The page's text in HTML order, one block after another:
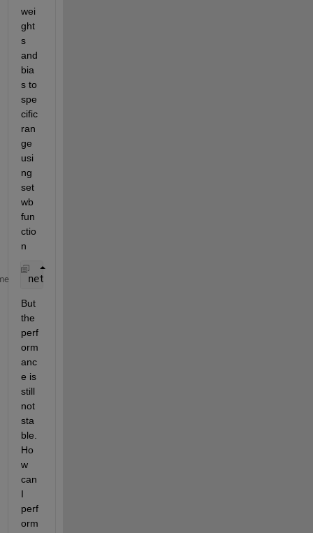
wei
ght
s
and
bia
s to
spe
cific
ran
ge
usi
ng
set
wb
fun
ctio
n
net = setwb(net,rand(10,1));
But
the
perf
orm
anc
e is
still
not
sta
ble.
Ho
w
can
I
perf
orm